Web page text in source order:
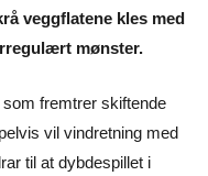
veggflatene kles med
mønster.
fremtrer skiftende
vil vindretning med
til at dybdespillet i